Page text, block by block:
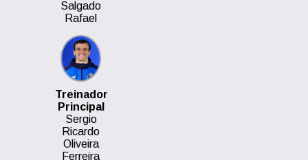
Salgado
Rafael
Treinador
Principal
Sergio
Ricardo
Oliveira
Ferreira